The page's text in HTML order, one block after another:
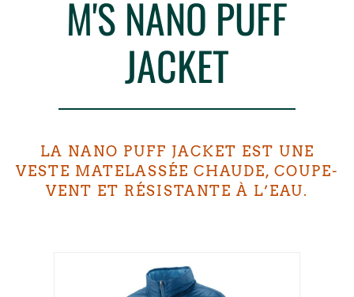
M'S NANO PUFF
JACKET
LA NANO PUFF JACKET EST UNE
VESTE MATELASSÉE CHAUDE, COUPE-
VENT ET RÉSISTANTE À L’EAU.